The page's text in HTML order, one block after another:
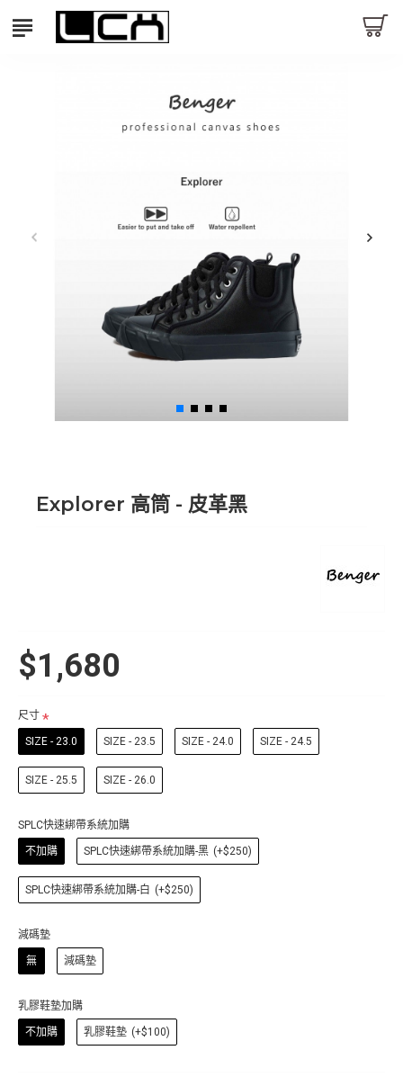
Explorer 高筒 - 皮革黑
$1,680
尺寸
SIZE - 23.0 SIZE - 23.5 SIZE - 24.0 SIZE - 24.5
SIZE - 25.5 SIZE - 26.0
SPLC快速綁帶系統加購
不加購 SPLC快速綁帶系統加購-黑 (+$250)
SPLC快速綁帶系統加購-白 (+$250)
減碼墊
無 減碼墊
乳膠鞋墊加購
不加購 乳膠鞋墊 (+$100)